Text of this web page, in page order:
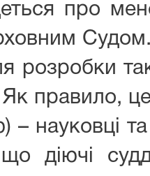
про
розробки
Як правило,
– науковці
діючі